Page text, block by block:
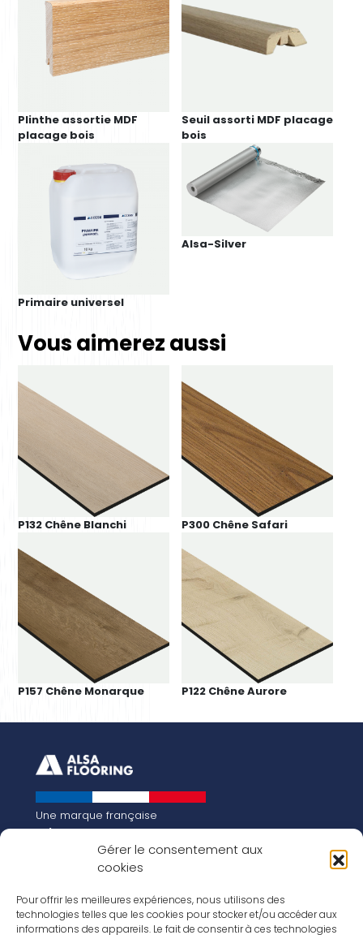
Gérer le consentement aux
cookies
Pour offrir les meilleures expériences, nous utilisons des
technologies telles que les cookies pour stocker et/ou accéder aux
informations des appareils. Le fait de consentir à ces technologies
Plinthe assortie MDF
placage bois
Seuil assorti MDF placage
bois
Primaire universel
Alsa-Silver
Vous aimerez aussi
P132 Chêne Blanchi P300 Chêne Safari
P157 Chêne Monarque P122 Chêne Aurore
Une marque française
Qui sommes-nous
Notre histoire
Les chiffres clés
FR
EN